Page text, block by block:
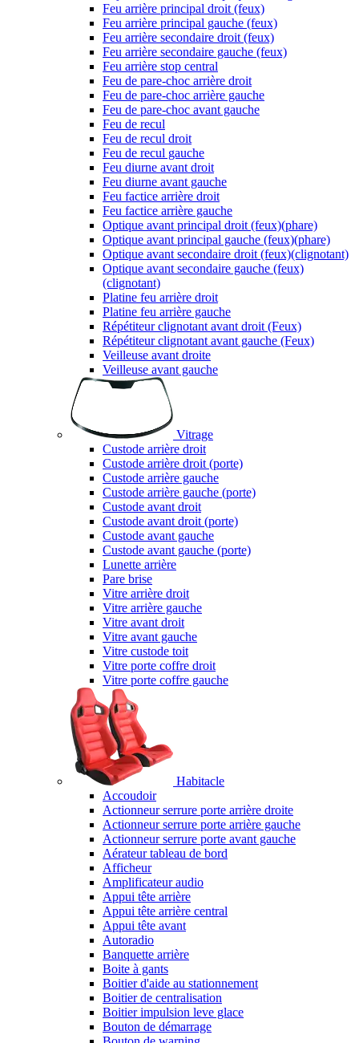
Feu arrière principal droit (feux)
Feu arrière principal gauche (feux)
Feu arrière secondaire droit (feux)
Feu arrière secondaire gauche (feux)
Feu arrière stop central
Feu de pare-choc arrière droit
Feu de pare-choc arrière gauche
Feu de pare-choc avant gauche
Feu de recul
Feu de recul droit
Feu de recul gauche
Feu diurne avant droit
Feu diurne avant gauche
Feu factice arrière droit
Feu factice arrière gauche
Optique avant principal droit (feux)(phare)
Optique avant principal gauche (feux)(phare)
Optique avant secondaire droit (feux)(clignotant)
Optique avant secondaire gauche (feux)
(clignotant)
Platine feu arrière droit
Platine feu arrière gauche
Répétiteur clignotant avant droit (Feux)
Répétiteur clignotant avant gauche (Feux)
Veilleuse avant droite
Veilleuse avant gauche
Vitrage
Custode arrière droit
Custode arrière droit (porte)
Custode arrière gauche
Custode arrière gauche (porte)
Custode avant droit
Custode avant droit (porte)
Custode avant gauche
Custode avant gauche (porte)
Lunette arrière
Pare brise
Vitre arrière droit
Vitre arrière gauche
Vitre avant droit
Vitre avant gauche
Vitre custode toit
Vitre porte coffre droit
Vitre porte coffre gauche
Habitacle
Accoudoir
Actionneur serrure porte arrière droite
Actionneur serrure porte arrière gauche
Actionneur serrure porte avant gauche
Aérateur tableau de bord
Afficheur
Amplificateur audio
Appui tête arrière
Appui tête arrière central
Appui tête avant
Autoradio
Banquette arrière
Boite à gants
Boitier d'aide au stationnement
Boitier de centralisation
Boitier impulsion leve glace
Bouton de démarrage